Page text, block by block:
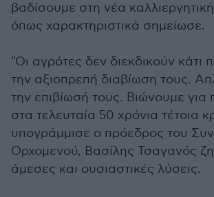
βαδίσουμε στη νέα
όπως χαρακτηριστικά σημείωσε.
"Οι αγρότες δεν διεκδικούν κάτι
την αξιοπρεπή διαβίωση τους.
την επιβίωσή τους. Βιώνουμε
στα τελευταία 50 χρόνια τέτοια
υπογράμμισε ο πρόεδρος του
Ορχομενού, Βασίλης Τσαγανός
άμεσες και ουσιαστικές λύσεις.